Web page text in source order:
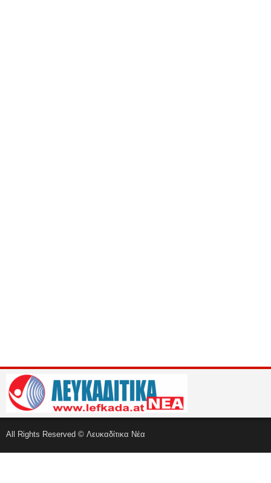
All Rights Reserved © Λευκαδίτικα Νέα